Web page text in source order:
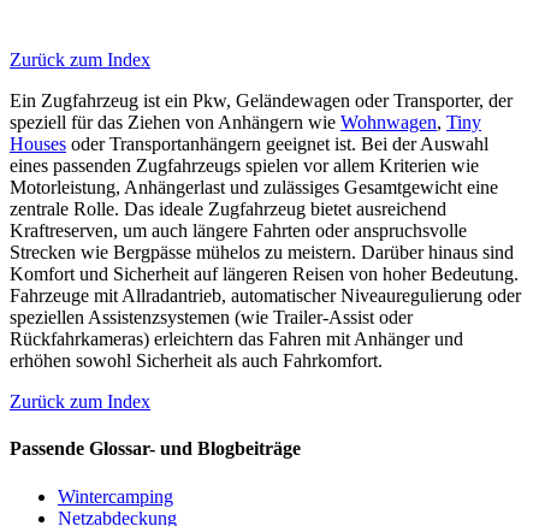
Zurück zum Index
Ein Zugfahrzeug ist ein Pkw, Geländewagen oder Transporter, der
speziell für das Ziehen von Anhängern wie Wohnwagen, Tiny
Houses oder Transportanhängern geeignet ist. Bei der Auswahl
eines passenden Zugfahrzeugs spielen vor allem Kriterien wie
Motorleistung, Anhängerlast und zulässiges Gesamtgewicht eine
zentrale Rolle. Das ideale Zugfahrzeug bietet ausreichend
Kraftreserven, um auch längere Fahrten oder anspruchsvolle
Strecken wie Bergpässe mühelos zu meistern. Darüber hinaus sind
Komfort und Sicherheit auf längeren Reisen von hoher Bedeutung.
Fahrzeuge mit Allradantrieb, automatischer Niveauregulierung oder
speziellen Assistenzsystemen (wie Trailer-Assist oder
Rückfahrkameras) erleichtern das Fahren mit Anhänger und
erhöhen sowohl Sicherheit als auch Fahrkomfort.
Zurück zum Index
Passende Glossar- und Blogbeiträge
Wintercamping
Netzabdeckung